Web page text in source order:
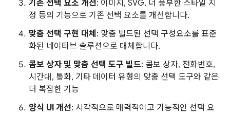
기존 선택 요소 개선: 이미지, SVG, 더 풍부한 스타일 지
정 등의 기능으로 기존 선택 요소를 개선합니다.
맞춤 선택 구현 대체 : 맞춤 빌드된 선택 구성요소를 표준
화된 네이티브 솔루션으로 대체합니다.
콤보 상자 및 맞춤 선택 도구 빌드: 콤보 상자, 전화번호,
시간대, 통화, 기타 데이터 유형의 맞춤 선택 도구와 같은
더 복잡한 기능
양식 UI 개선: 시각적으로 매력적이고 기능적인 선택 요